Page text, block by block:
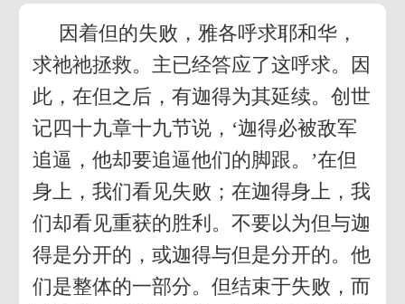
因着但的失败，雅各呼求耶和华，
求祂祂拯救。主已经答应了这呼求。因
此，在但之后，有迦得为其延续。创世
记四十九章十九节说，‘迦得必被敌军
追逼，他却要追逼他们的脚跟。’在但
身上，我们看见失败；在迦得身上，我
们却看见重获的胜利。不要以为但与迦
得是分开的，或迦得与但是分开的。他
们是整体的一部分。但结束于失败，而